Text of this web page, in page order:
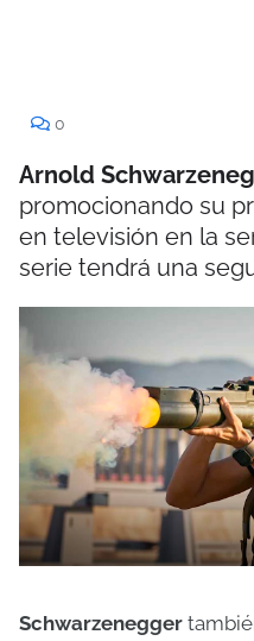
0
Arnold
promocionando su
en televisión en la
serie tendrá una
Schwarzenegger